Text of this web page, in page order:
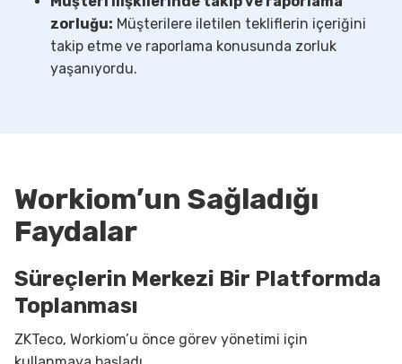
zorluğu: Müşterilere iletilen tekliflerin içeriğini
takip etme ve raporlama konusunda zorluk
yaşanıyordu.
Workiom’un Sağladığı
Faydalar
Süreçlerin Merkezi Bir Platformda
Toplanması
ZKTeco, Workiom’u önce görev yönetimi için